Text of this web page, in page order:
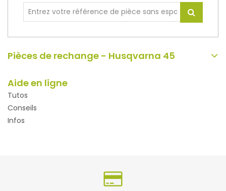
Pièces de rechange - Husqvarna 45
Aide en ligne
Tutos
Conseils
Infos